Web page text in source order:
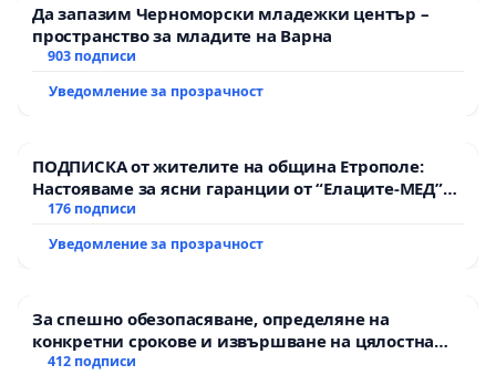
Да запазим Черноморски младежки център –
пространство за младите на Варна
903 подписи
Уведомление за прозрачност
ПОДПИСКА от жителите на община Етрополе:
Настояваме за ясни гаранции от “Елаците-МЕД”
АД и от държавата, че ще се изпълнят всички
176 подписи
Уведомление за прозрачност
За спешно обезопасяване, определяне на
конкретни срокове и извършване на цялостна
рехабилитация на републиканския път между
412 подписи